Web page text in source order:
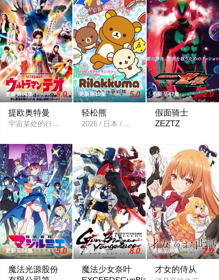
更新第06集 8.0
提欧奥特曼
宇宙某处的行星“H12”这颗与地球极其相似的星球，某日遭到了
更新第19集 5.0
轻松熊
2026 / 日本 / 内详
更新至47集 2.0
假面骑士
ZEZTZ
更新至06集 5.0
魔法光源股份
更新至06集 8.0
魔法少女奈叶
更新至06集 2.0
才女的侍从